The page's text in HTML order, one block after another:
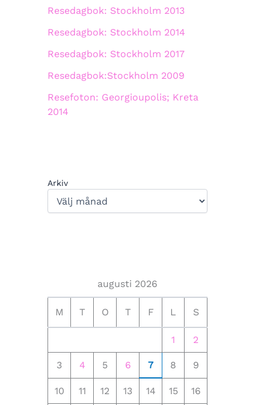
Resedagbok: Stockholm 2013
Resedagbok: Stockholm 2014
Resedagbok: Stockholm 2017
Resedagbok:Stockholm 2009
Resefoton: Georgioupolis; Kreta
2014
Arkiv
augusti 2026
M T O T F L S
1 2
3 4 5 6 7 8 9
10 11 12 13 14 15 16